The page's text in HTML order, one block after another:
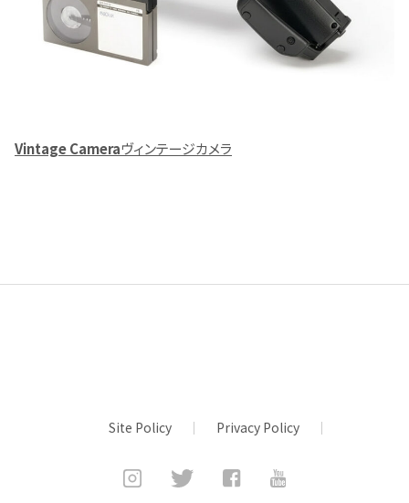
Vintage Cameraヴィンテージカメラ
Site Policy Privacy Policy